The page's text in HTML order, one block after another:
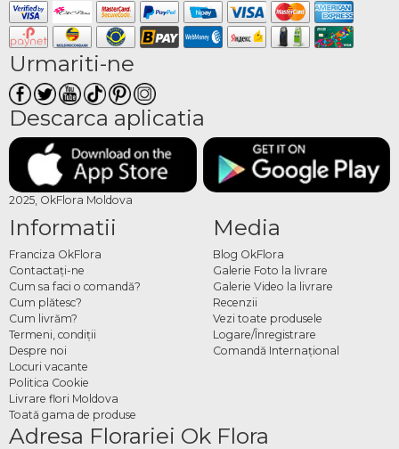
Urmariti-ne
Descarca aplicatia
2025, OkFlora Moldova
Informatii
Franciza OkFlora
Contactaţi-ne
Cum sa faci o comandă?
Cum plătesc?
Cum livrăm?
Termeni, condiţii
Despre noi
Locuri vacante
Politica Cookie
Livrare flori Moldova
Toată gama de produse
Media
Blog OkFlora
Galerie Foto la livrare
Galerie Video la livrare
Recenzii
Vezi toate produsele
Logare/Înregistrare
Comandă Internațional
Adresa Florariei Ok Flora